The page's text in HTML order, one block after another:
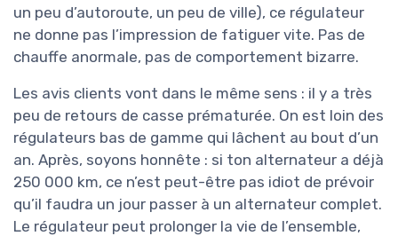
un peu d’autoroute, un peu de ville), ce régulateur
ne donne pas l’impression de fatiguer vite. Pas de
chauffe anormale, pas de comportement bizarre.
Les avis clients vont dans le même sens : il y a très
peu de retours de casse prématurée. On est loin des
régulateurs bas de gamme qui lâchent au bout d’un
an. Après, soyons honnête : si ton alternateur a déjà
250 000 km, ce n’est peut-être pas idiot de prévoir
qu’il faudra un jour passer à un alternateur complet.
Le régulateur peut prolonger la vie de l’ensemble,